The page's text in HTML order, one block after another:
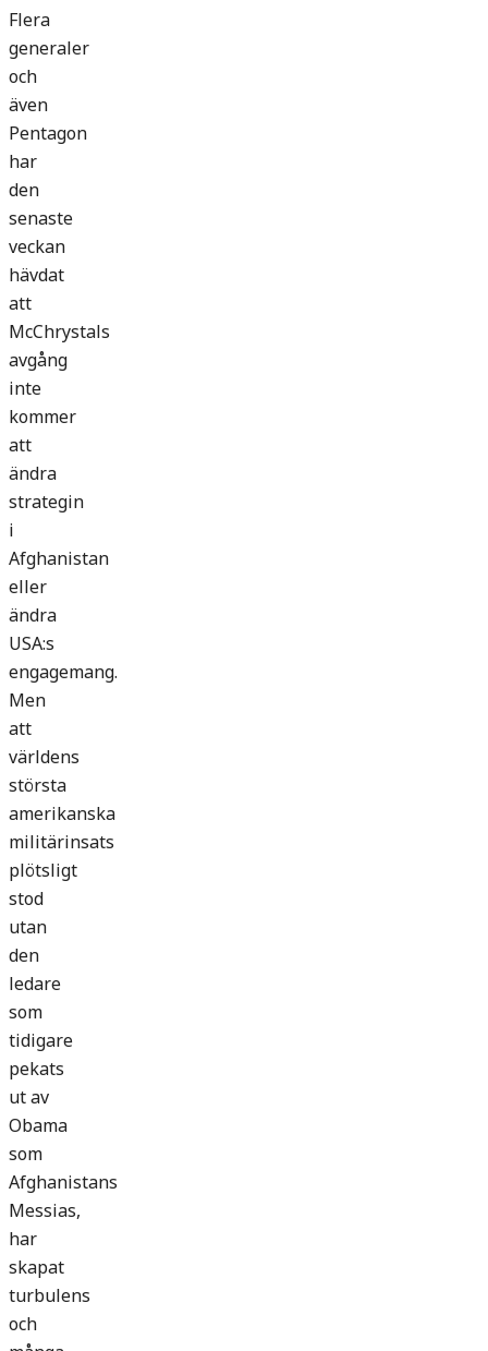
Flera
generaler
och
även
Pentagon
har
den
senaste
veckan
hävdat
att
McChrystals
avgång
inte
kommer
att
ändra
strategin
i
Afghanistan
eller
ändra
USA:s
engagemang.
Men
att
världens
största
amerikanska
militärinsats
plötsligt
stod
utan
den
ledare
som
tidigare
pekats
ut av
Obama
som
Afghanistans
Messias,
har
skapat
turbulens
och